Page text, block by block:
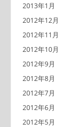
2013年1月
2012年12月
2012年11月
2012年10月
2012年9月
2012年8月
2012年7月
2012年6月
2012年5月